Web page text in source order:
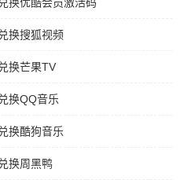
换搜狐视频
换芒果TV
换QQ音乐
换酷狗音乐
换周黑鸭